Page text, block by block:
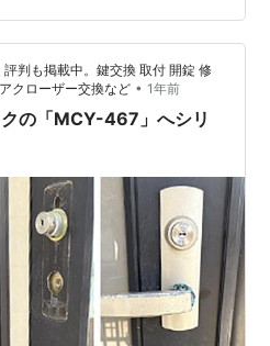
能を兼ね備えた安心の製品で
快適に長期間使用できるシリ
厚みやバックセットに合わせ
判も掲載中。鍵交換 取付 開錠 修
クローザー交換など • 1年前
の「MCY-467」へシリ